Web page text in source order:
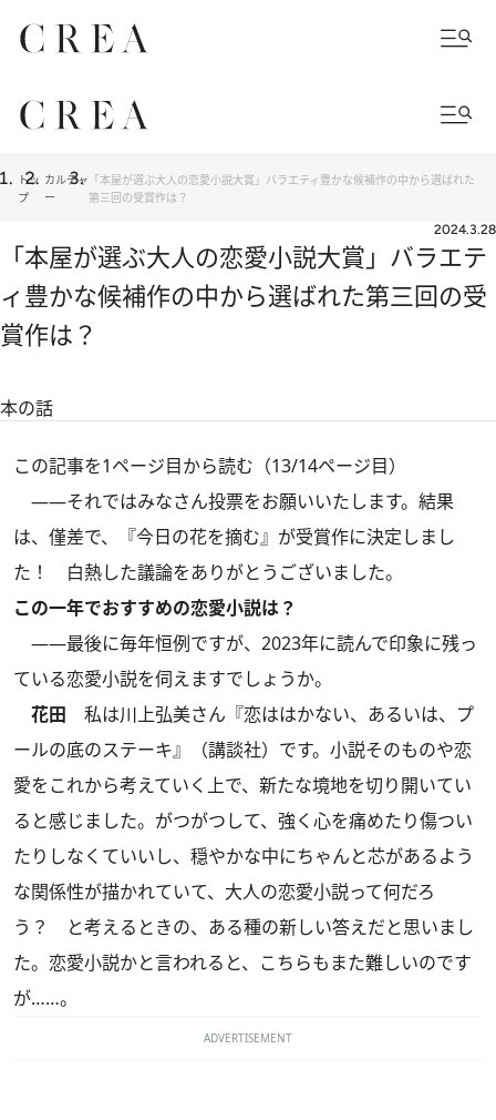
トッ
プ
カルチャ
ー
「本屋が選ぶ大人の恋愛小説大賞」バラエティ豊かな候補作の中から選ばれた
第三回の受賞作は？
2024.3.28
「本屋が選ぶ大人の恋愛小説大賞」バラエテ
ィ豊かな候補作の中から選ばれた第三回の受
賞作は？
本の話
この記事を1ページ目から読む（13/14ページ目）
――それではみなさん投票をお願いいたします。結果
は、僅差で、『今日の花を摘む』が受賞作に決定しまし
た！ 白熱した議論をありがとうございました。
この一年でおすすめの恋愛小説は？
――最後に毎年恒例ですが、2023年に読んで印象に残っ
ている恋愛小説を伺えますでしょうか。
花田 私は川上弘美さん『恋ははかない、あるいは、プ
ールの底のステーキ』（講談社）です。小説そのものや恋
愛をこれから考えていく上で、新たな境地を切り開いてい
ると感じました。がつがつして、強く心を痛めたり傷つい
たりしなくていいし、穏やかな中にちゃんと芯があるよう
な関係性が描かれていて、大人の恋愛小説って何だろ
う？ と考えるときの、ある種の新しい答えだと思いまし
た。恋愛小説かと言われると、こちらもまた難しいのです
が……。
ADVERTISEMENT